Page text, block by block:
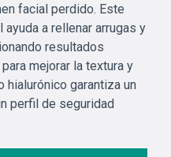
facial perdido. Este
a rellenar arrugas y
resultados
mejorar la textura y
garantiza un
perfil de seguridad